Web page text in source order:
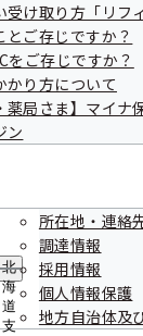
受け取り方「リフ
とご存じですか？
をご存じですか？
かり方について
薬局さま】マイ
ン
北
海
道
支
所在地・連絡
調達情報
採用情報
個人情報保護
地方自治体及
会：2024年6
：2023年12
いて
：2023年6月
て